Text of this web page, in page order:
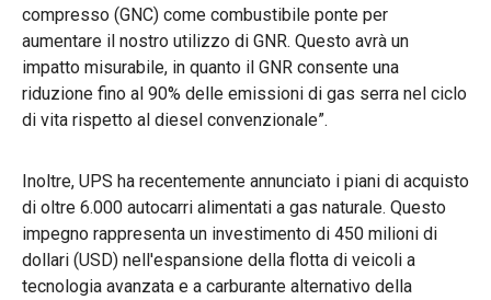
compresso (GNC) come combustibile ponte per
aumentare il nostro utilizzo di GNR. Questo avrà un
impatto misurabile, in quanto il GNR consente una
riduzione fino al 90% delle emissioni di gas serra nel ciclo
di vita rispetto al diesel convenzionale”.
Inoltre, UPS ha recentemente annunciato i piani di acquisto
di oltre 6.000 autocarri alimentati a gas naturale. Questo
impegno rappresenta un investimento di 450 milioni di
dollari (USD) nell'espansione della flotta di veicoli a
tecnologia avanzata e a carburante alternativo della